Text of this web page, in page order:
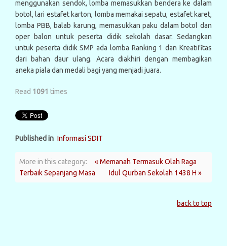
menggunakan sendok, lomba memasukkan bendera ke dalam
botol, lari estafet karton, lomba memakai sepatu, estafet karet,
lomba PBB, balab karung, memasukkan paku dalam botol dan
oper balon untuk peserta didik sekolah dasar. Sedangkan
untuk peserta didik SMP ada lomba Ranking 1 dan Kreatifitas
dari bahan daur ulang. Acara diakhiri dengan membagikan
aneka piala dan medali bagi yang menjadi juara.
Read 1091 times
Published in Informasi SDIT
More in this category:
« Memanah Termasuk Olah Raga
Terbaik Sepanjang Masa
Idul Qurban Sekolah 1438 H »
back to top